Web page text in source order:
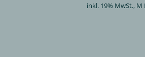
inkl. 19% MwSt., M